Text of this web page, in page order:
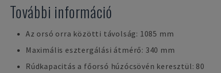
További információ
Az orsó orra közötti távolság: 1085 mm
Maximális esztergálási átmérő: 340 mm
Rúdkapacitás a főorsó húzócsövén keresztül: 80